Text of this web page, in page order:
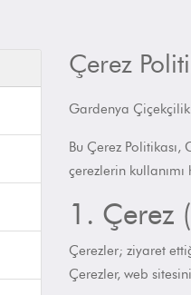
Çerez
Gardenya Çiçekçilik
Bu Çerez Politikası,
çerezlerin kullanımı
1. Çerez
Çerezler; ziyaret
Çerezler, web